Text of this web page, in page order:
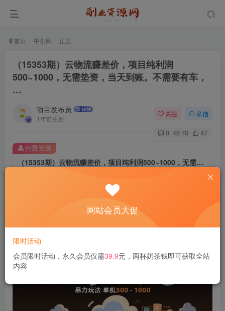
首页 中创网 正文
（15353期）云物流赚差价，项目纯利润
500~1000，无需垫资，当天到账。不需要有车，
…
项目发布员
1年前更新
关注 私信
0 70 47
（15353期）云物流赚差价，项目纯利润500~1000，无需垫资，当天到账。不需要有车，…
4
免费
付费资源
网站会员大促
限时活动
会员限时活动，永久会员仅需39.9元，两杯奶茶钱即可获取全站
内容